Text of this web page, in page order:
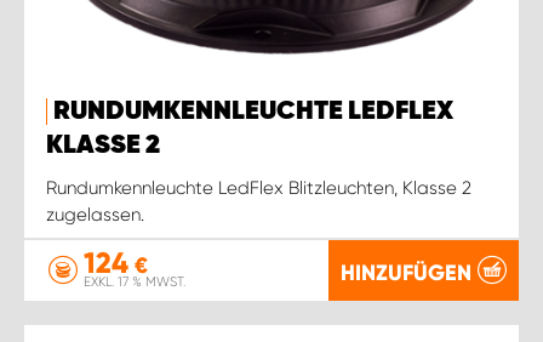
RUNDUMKENNLEUCHTE LEDFLEX
KLASSE 2
Rundumkennleuchte LedFlex Blitzleuchten, Klasse 2
zugelassen.
124 €
EXKL. 17 % MWST. HINZUFÜGEN